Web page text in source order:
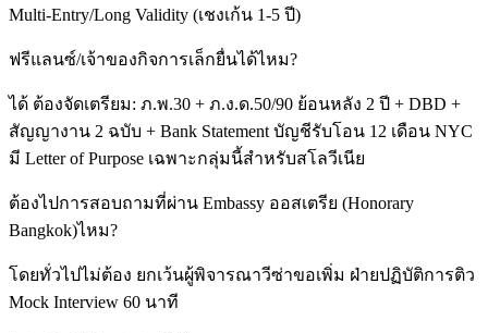
Multi-Entry/Long Validity (เชงเก้น 1-5 ปี)
ฟรีแลนซ์/เจ้าของกิจการเล็กยื่นได้ไหม?
ได้ ต้องจัดเตรียม: ภ.พ.30 + ภ.ง.ด.50/90 ย้อนหลัง 2 ปี + DBD +
สัญญางาน 2 ฉบับ + Bank Statement บัญชีรับโอน 12 เดือน NYC
มี Letter of Purpose เฉพาะกลุ่มนี้สำหรับสโลวีเนีย
ต้องไปการสอบถามที่ผ่าน Embassy ออสเตรีย (Honorary
Bangkok)ไหม?
โดยทั่วไปไม่ต้อง ยกเว้นผู้พิจารณาวีซ่าขอเพิ่ม ฝ่ายปฏิบัติการติว
Mock Interview 60 นาที